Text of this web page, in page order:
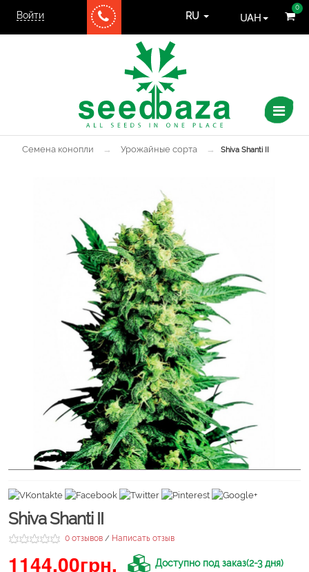
Войти
0
RU UAH
Семена конопли → Урожайные сорта → Shiva Shanti II
Shiva Shanti II
0 отзывов / Написать отзыв
1144.00грн. Доступно под заказ(2-3 дня)